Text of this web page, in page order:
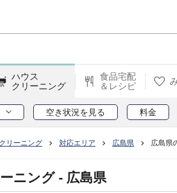
ハウス
クリーニング
食品宅配
＆レシピ
空き状況を見る 料金
リーニング 対応エリア 広島県 広島県
ニング - 広島県